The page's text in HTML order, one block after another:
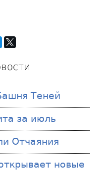
Теней
за июль
Отчаяния
новые